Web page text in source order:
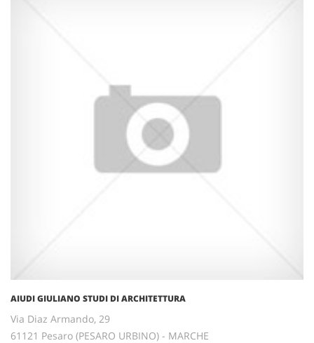
AIUDI GIULIANO STUDI DI ARCHITETTURA
Via Diaz Armando, 29
61121 Pesaro (PESARO URBINO) - MARCHE